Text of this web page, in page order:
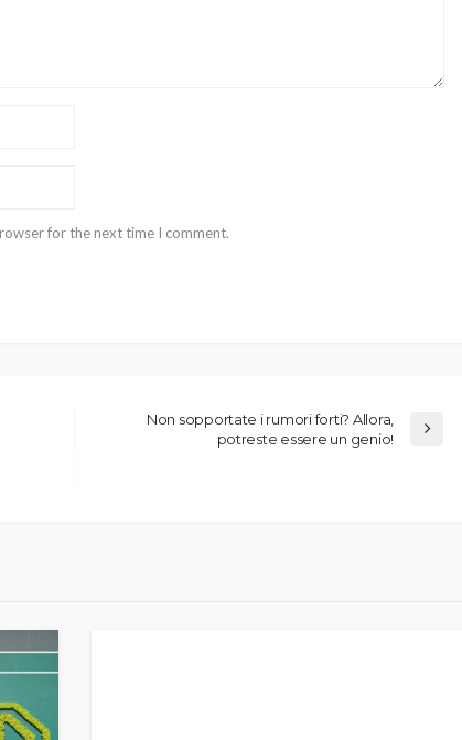
for the next time I comment.
Non sopportate i rumori forti? Allora,
potreste essere un genio!